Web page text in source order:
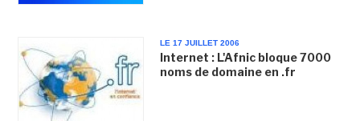
LE 17 JUILLET 2006
Internet : L'Afnic bloque 7000
noms de domaine en .fr